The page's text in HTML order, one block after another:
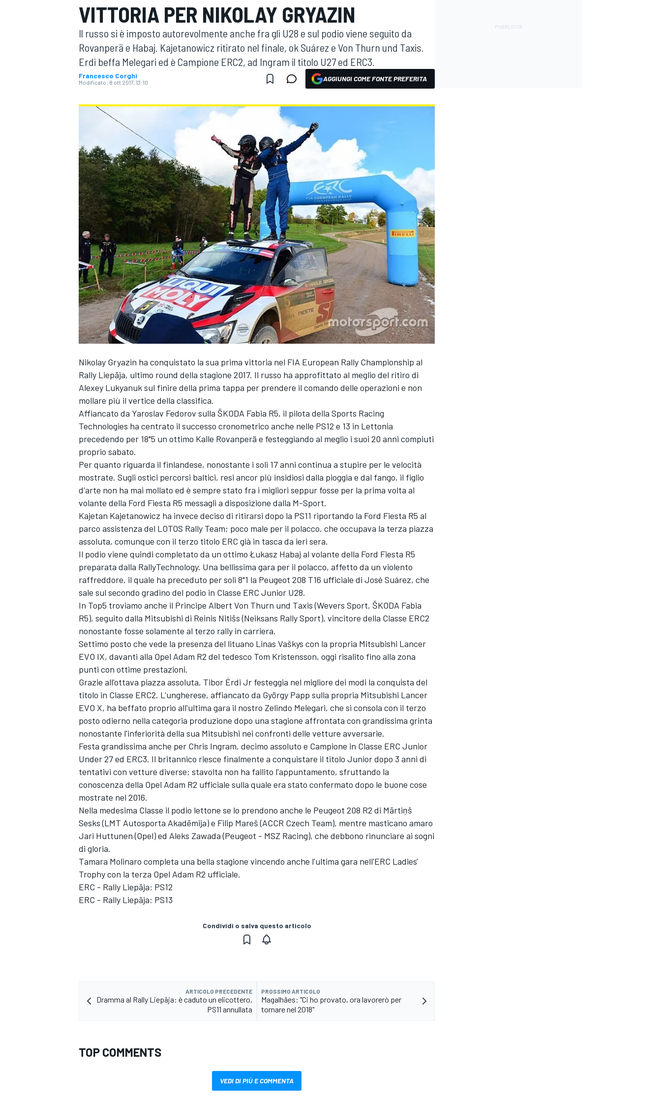
MOTOGP WEC
MONOPOSTO
ENDURANCE/GT
VITTORIA PER NIKOLAY GRYAZIN
Il russo si è imposto autorevolmente anche fra gli U28 e sul podio viene seguito da
Rovanperä e Habaj. Kajetanowicz ritirato nel finale, ok Suárez e Von Thurn und Taxis.
Erdi beffa Melegari ed è Campione ERC2, ad Ingram il titolo U27 ed ERC3.
Francesco Corghi
Modificato: 8 ott 2017, 13:10 AGGIUNGI COME FONTE PREFERITA
Nikolay Gryazin ha conquistato la sua prima vittoria nel FIA European Rally Championship al
Rally Liepāja, ultimo round della stagione 2017. Il russo ha approfittato al meglio del ritiro di
Alexey Lukyanuk sul finire della prima tappa per prendere il comando delle operazioni e non
mollare più il vertice della classifica.
Affiancato da Yaroslav Fedorov sulla ŠKODA Fabia R5, il pilota della Sports Racing
Technologies ha centrato il successo cronometrico anche nelle PS12 e 13 in Lettonia
precedendo per 18"5 un ottimo Kalle Rovanperä e festeggiando al meglio i suoi 20 anni compiuti
proprio sabato.
Per quanto riguarda il finlandese, nonostante i soli 17 anni continua a stupire per le velocità
mostrate. Sugli ostici percorsi baltici, resi ancor più insidiosi dalla pioggia e dal fango, il figlio
d'arte non ha mai mollato ed è sempre stato fra i migliori seppur fosse per la prima volta al
volante della Ford Fiesta R5 messagli a disposizione dalla M-Sport.
Kajetan Kajetanowicz ha invece deciso di ritirarsi dopo la PS11 riportando la Ford Fiesta R5 al
parco assistenza del LOTOS Rally Team; poco male per il polacco, che occupava la terza piazza
assoluta, comunque con il terzo titolo ERC già in tasca da ieri sera.
Il podio viene quindi completato da un ottimo Łukasz Habaj al volante della Ford Fiesta R5
preparata dalla RallyTechnology. Una bellissima gara per il polacco, affetto da un violento
raffreddore, il quale ha preceduto per soli 8"1 la Peugeot 208 T16 ufficiale di José Suárez, che
sale sul secondo gradino del podio in Classe ERC Junior U28.
In Top5 troviamo anche il Principe Albert Von Thurn und Taxis (Wevers Sport, ŠKODA Fabia
R5), seguito dalla Mitsubishi di Reinis Nitišs (Neiksans Rally Sport), vincitore della Classe ERC2
nonostante fosse solamente al terzo rally in carriera.
Settimo posto che vede la presenza del lituano Linas Vaškys con la propria Mitsubishi Lancer
EVO IX, davanti alla Opel Adam R2 del tedesco Tom Kristensson, oggi risalito fino alla zona
punti con ottime prestazioni.
Grazie all'ottava piazza assoluta, Tibor Érdi Jr festeggia nel migliore dei modi la conquista del
titolo in Classe ERC2. L'ungherese, affiancato da György Papp sulla propria Mitsubishi Lancer
EVO X, ha beffato proprio all'ultima gara il nostro Zelindo Melegari, che si consola con il terzo
posto odierno nella categoria produzione dopo una stagione affrontata con grandissima grinta
nonostante l'inferiorità della sua Mitsubishi nei confronti delle vetture avversarie.
Festa grandissima anche per Chris Ingram, decimo assoluto e Campione in Classe ERC Junior
Under 27 ed ERC3. Il britannico riesce finalmente a conquistare il titolo Junior dopo 3 anni di
tentativi con vetture diverse; stavolta non ha fallito l'appuntamento, sfruttando la
conoscenza della Opel Adam R2 ufficiale sulla quale era stato confermato dopo le buone cose
mostrate nel 2016.
Nella medesima Classe il podio lettone se lo prendono anche le Peugeot 208 R2 di Mārtiņš
Sesks (LMT Autosporta Akadēmija) e Filip Mareš (ACCR Czech Team), mentre masticano amaro
Jari Huttunen (Opel) ed Aleks Zawada (Peugeot - MSZ Racing), che debbono rinunciare ai sogni
di gloria.
Tamara Molinaro completa una bella stagione vincendo anche l'ultima gara nell'ERC Ladies'
Trophy con la terza Opel Adam R2 ufficiale.
ERC - Rally Liepāja: PS12
ERC - Rally Liepāja: PS13
Condividi o salva questo articolo
ARTICOLO PRECEDENTE
Dramma al Rally Liepāja: è caduto un elicottero,
PS11 annullata
PROSSIMO ARTICOLO
Magalhães: "Ci ho provato, ora lavorerò per
tornare nel 2018"
TOP COMMENTS
VEDI DI PIÙ E COMMENTA